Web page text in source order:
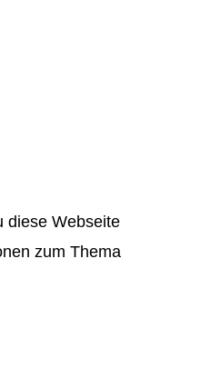
diese Webseite
zum Thema